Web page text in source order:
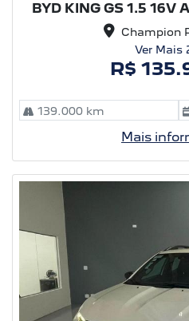
BYD KING GS 1.5 16V
Champion
Ver Mais
R$
139.000 km
Mais